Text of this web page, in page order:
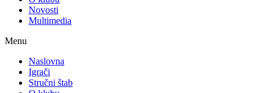
Novosti
Multimedia
Menu
Naslovna
Igrači
Stručni štab